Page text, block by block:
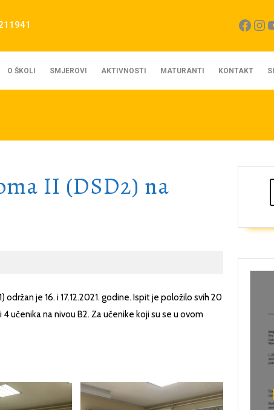
O ŠKOLI SMJEROVI AKTIVNOSTI MATURANTI KONTAKT
II (DSD2) na
je 16. i 17.12.2021. godine. Ispit je položilo svih 20
učenika na nivou B2. Za učenike koji su se u ovom